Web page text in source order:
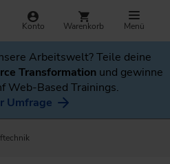
Konto Warenkorb Menü
Arbeitswelt? Teile deine
Transformation und gewinne
Web-Based Trainings.
Umfrage